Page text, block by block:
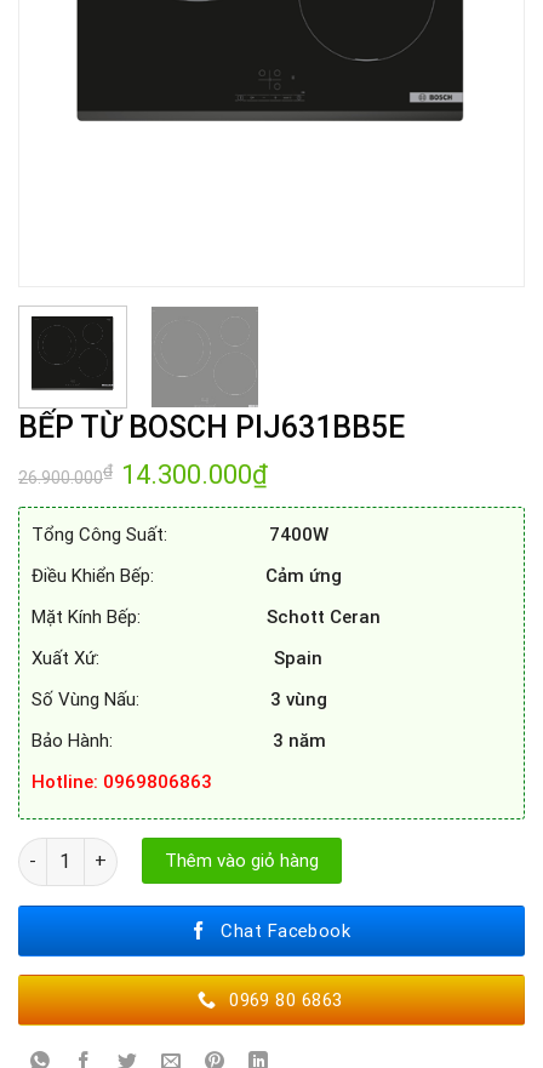
BẾP TỪ BOSCH PIJ631BB5E
26.900.000₫ Giá
gốc
là:
26.900.000₫.
14.300.000₫Giá
tại
14.300.000₫.
Tổng Công Suất:
7400W
Điều Khiển Bếp: Cảm ứng
Mặt Kính Bếp: Schott Ceran
Xuất Xứ: Spain
Số Vùng Nấu: 3 vùng
Bảo Hành: 3 năm
Hotline: 0969806863
BẾP TỪ BOSCH PIJ631BB5E số lượng
Thêm vào giỏ hàng
Chat Facebook
0969 80 6863